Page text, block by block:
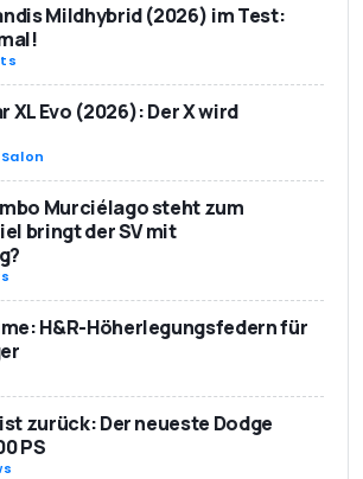
Mildhybrid (2026) im Test:
XL Evo (2026): Der X wird
Murciélago steht zum
bringt der SV mit
H&R-Höherlegungsfedern für
zurück: Der neueste Dodge
PS